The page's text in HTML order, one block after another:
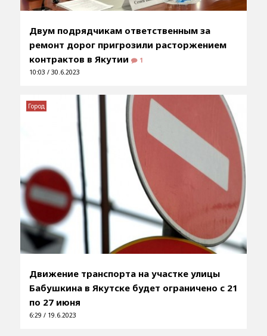
Двум подрядчикам ответственным за
ремонт дорог пригрозили расторжением
контрактов в Якутии
1
10:03 / 30.6.2023
Движение транспорта на участке улицы
Бабушкина в Якутске будет ограничено с 21
по 27 июня
6:29 / 19.6.2023
Город